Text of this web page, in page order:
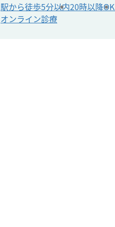
駅から徒歩5分以内20時以降OK
オンライン診療